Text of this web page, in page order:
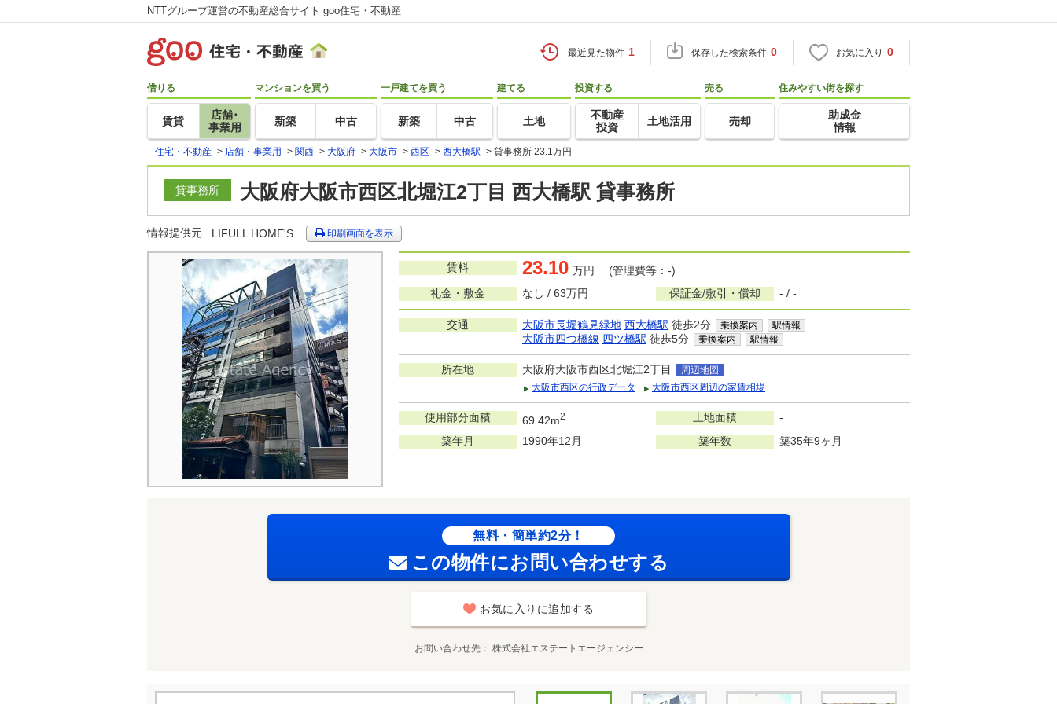
NTTグループ運営の不動産総合サイト goo住宅・不動産
最近見た物件 1 保存した検索条件 0 お気に入り 0
借りる
賃貸
店舗･
事業用
マンションを買う
新築 中古
一戸建てを買う
新築 中古
建てる
土地
投資する
不動産
投資
土地活用
売る
売却
住みやすい街を探す
助成金
情報
住宅・不動産 > 店舗・事業用 > 関西 > 大阪府 > 大阪市 > 西区 > 西大橋駅 > 貸事務所 23.1万円
貸事務所 大阪府大阪市西区北堀江2丁目 西大橋駅 貸事務所
情報提供元 LIFULL HOME'S 印刷画面を表示
賃料 23.10 万円 (管理費等：-)
礼金・敷金
なし / 63万円 保証金/敷引・償却 - / -
交通 大阪市長堀鶴見緑地 西大橋駅 徒歩2分 乗換案内 駅情報
大阪市四つ橋線 四ツ橋駅 徒歩5分 乗換案内 駅情報
所在地 大阪府大阪市西区北堀江2丁目
周辺地図
大阪市西区の行政データ
大阪市西区周辺の家賃相場
使用部分面積 69.42m2 土地面積
-
築年月
1990年12月 築年数 築35年9ヶ月
無料・簡単約2分！
この物件にお問い合わせする
お気に入りに追加する
お問い合わせ先 株式会社エステートエージェンシー